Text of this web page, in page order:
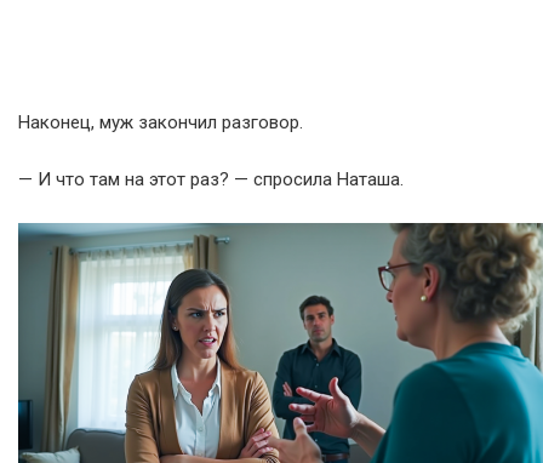
Наконец, муж закончил разговор.
— И что там на этот раз? — спросила Наташа.